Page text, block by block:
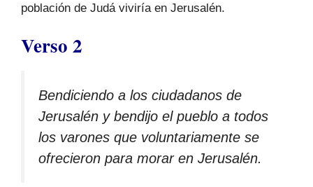
población de Judá viviría en Jerusalén.
Verso 2
Bendiciendo a los ciudadanos de
Jerusalén y bendijo el pueblo a todos
los varones que voluntariamente se
ofrecieron para morar en Jerusalén.